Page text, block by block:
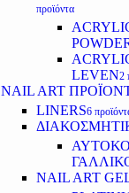
προϊόντα
LEVEN2
NAIL ART
LINERS6
NAIL ART